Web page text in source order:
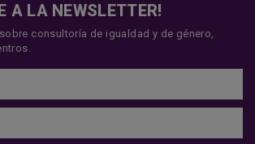
A LA NEWSLETTER!
consultoría de igualdad y de género,